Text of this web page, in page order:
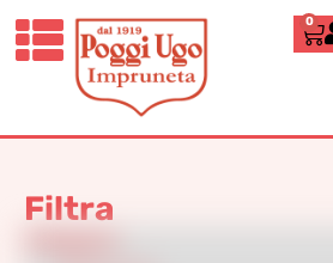
0
24
Filtra